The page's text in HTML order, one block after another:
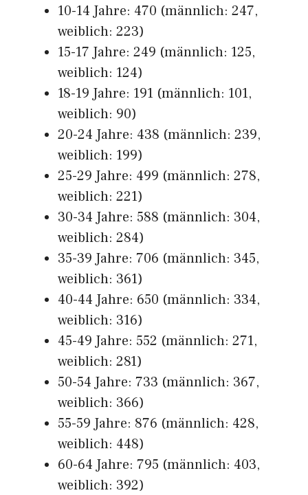
10-14 Jahre: 470 (männlich: 247,
weiblich: 223)
15-17 Jahre: 249 (männlich: 125,
weiblich: 124)
18-19 Jahre: 191 (männlich: 101,
weiblich: 90)
20-24 Jahre: 438 (männlich: 239,
weiblich: 199)
25-29 Jahre: 499 (männlich: 278,
weiblich: 221)
30-34 Jahre: 588 (männlich: 304,
weiblich: 284)
35-39 Jahre: 706 (männlich: 345,
weiblich: 361)
40-44 Jahre: 650 (männlich: 334,
weiblich: 316)
45-49 Jahre: 552 (männlich: 271,
weiblich: 281)
50-54 Jahre: 733 (männlich: 367,
weiblich: 366)
55-59 Jahre: 876 (männlich: 428,
weiblich: 448)
60-64 Jahre: 795 (männlich: 403,
weiblich: 392)